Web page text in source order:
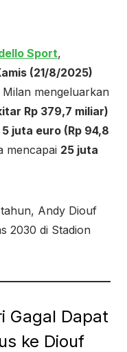
Sport,
(21/8/2025)
mengeluarkan
Rp 379,7 miliar)
5 juta euro (Rp 94,8
mencapai 25 juta
Andy Diouf
2030 di Stadion
Gagal Dapat
ke Diouf